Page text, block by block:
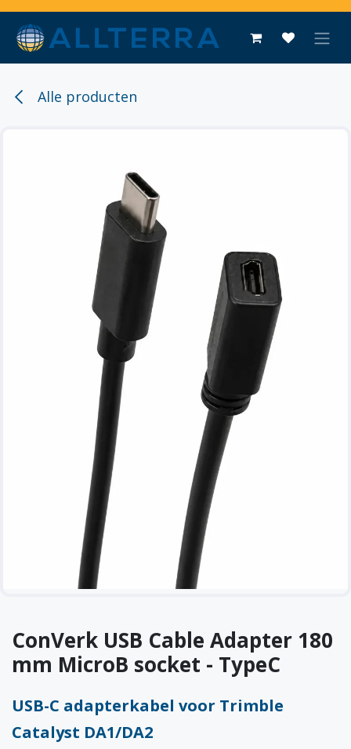
Overslaan naar inhoud
Alle producten
ConVerk USB Cable Adapter 180
mm MicroB socket - TypeC
USB-C adapterkabel voor Trimble
Catalyst DA1/DA2